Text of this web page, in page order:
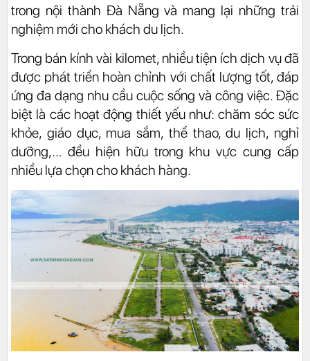
trong nội thành Đà Nẵng và mang lại những trải
nghiệm mới cho khách du lịch.
Trong bán kính vài kilomet, nhiều tiện ích dịch vụ đã
được phát triển hoàn chỉnh với chất lượng tốt, đáp
ứng đa dạng nhu cầu cuộc sống và công việc. Đặc
biệt là các hoạt động thiết yếu như: chăm sóc sức
khỏe, giáo dục, mua sắm, thể thao, du lịch, nghỉ
dưỡng,… đều hiện hữu trong khu vực cung cấp
nhiều lựa chọn cho khách hàng.